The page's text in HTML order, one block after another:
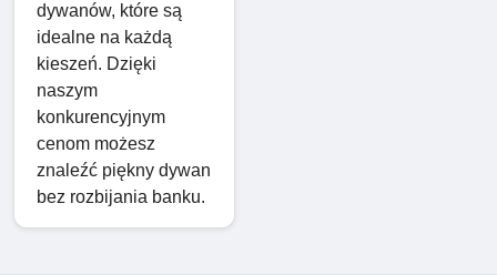
dywanów, które są
idealne na każdą
kieszeń. Dzięki
naszym
konkurencyjnym
cenom możesz
znaleźć piękny dywan
bez rozbijania banku.